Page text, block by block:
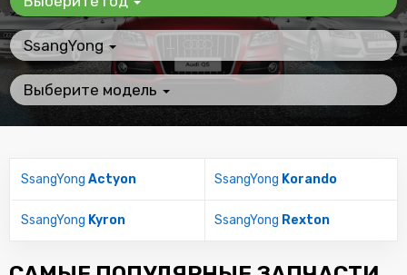
SsangYong
Выберите модель
SsangYong Actyon SsangYong Korando
SsangYong Kyron SsangYong Rexton